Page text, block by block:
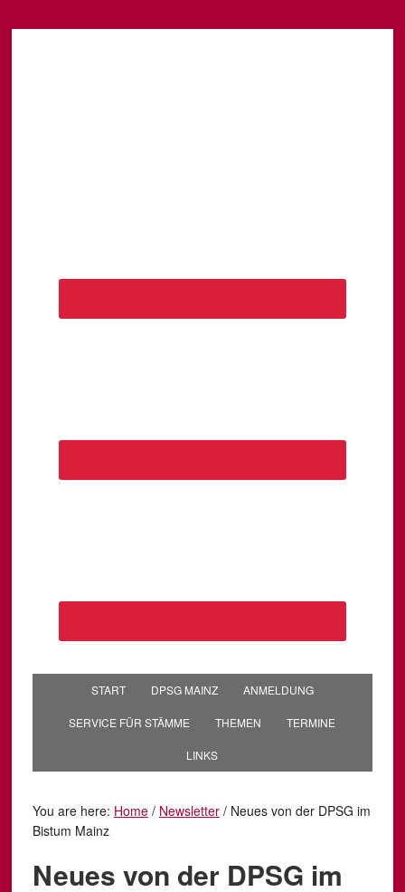
START DPSG MAINZ ANMELDUNG
SERVICE FÜR STÄMME THEMEN TERMINE
LINKS
You are here: Home / Newsletter /Neues von der DPSG im
Bistum Mainz
Neues von der DPSG im